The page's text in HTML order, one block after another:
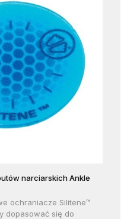
narciarskich Ankle
ochraniacze Silitene™
dopasować się do